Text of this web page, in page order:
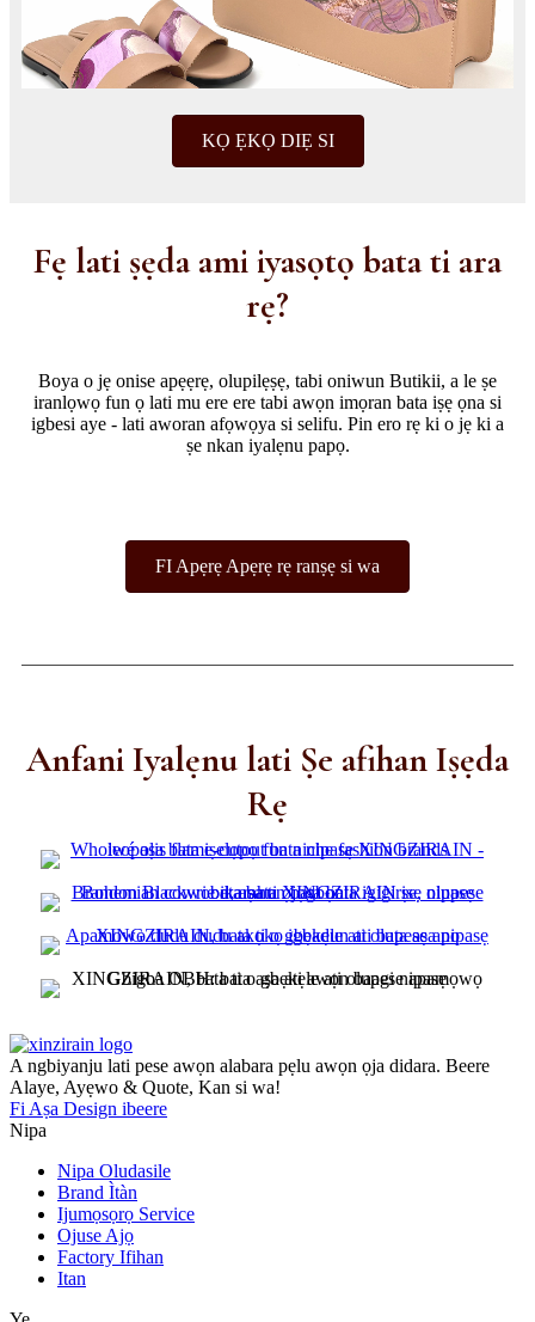
KỌ ẸKỌ DIẸ SI
Fẹ lati ṣẹda ami iyasọtọ bata ti ara
rẹ?
Boya o jẹ onise apẹẹrẹ, olupilẹṣẹ, tabi oniwun Butikii, a le ṣe
iranlọwọ fun ọ lati mu ere ere tabi awọn imọran bata iṣẹ ọna si
igbesi aye - lati aworan afọwọya si selifu. Pin ero rẹ ki o jẹ ki a
ṣe nkan iyalẹnu papọ.
FI Apẹrẹ Apẹrẹ rẹ ranṣẹ si wa
Anfani Iyalẹnu lati Ṣe afihan Iṣẹda
Rẹ
A ngbiyanju lati pese awọn alabara pẹlu awọn ọja didara. Beere
Alaye, Ayẹwo & Quote, Kan si wa!
Fi Aṣa Design ibeere
Nipa
Nipa Oludasile
Brand Ìtàn
Ijumọsọrọ Service
Ojuse Ajọ
Factory Ifihan
Itan